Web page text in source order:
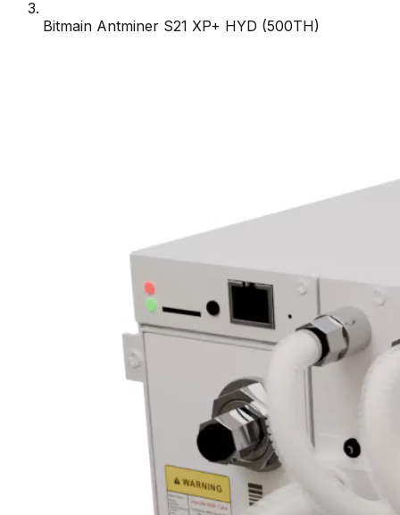
Bitmain Antminer S21 XP+ HYD (500TH)